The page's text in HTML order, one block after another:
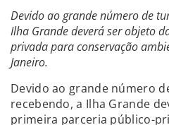
Devido ao grande número de
Ilha Grande deverá ser objeto
privada para conservação
Janeiro.
Devido ao grande número
recebendo, a Ilha Grande
primeira parceria público-